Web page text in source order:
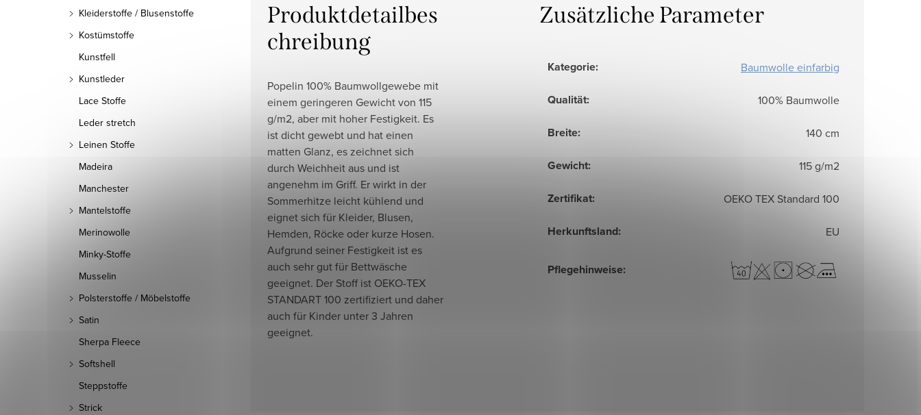
Kleiderstoffe / Blusenstoffe
Kostümstoffe
Kunstfell
Kunstleder
Lace Stoffe
Leder stretch
Leinen Stoffe
Madeira
Manchester
Mantelstoffe
Merinowolle
Minky-Stoffe
Musselin
Polsterstoffe / Möbelstoffe
Satin
Sherpa Fleece
Softshell
Steppstoffe
Strick
Produktdetailbes
chreibung
Popelin 100% Baumwollgewebe mit
einem geringeren Gewicht von 115
g/m2, aber mit hoher Festigkeit. Es
ist dicht gewebt und hat einen
matten Glanz, es zeichnet sich
durch Weichheit aus und ist
angenehm im Griff. Er wirkt in der
Sommerhitze leicht kühlend und
eignet sich für Kleider, Blusen,
Hemden, Röcke oder kurze Hosen.
Aufgrund seiner Festigkeit ist es
auch sehr gut für Bettwäsche
geeignet. Der Stoff ist OEKO-TEX
STANDART 100 zertifiziert und daher
auch für Kinder unter 3 Jahren
geeignet.
Zusätzliche Parameter
Kategorie: Baumwolle einfarbig
Qualität: 100% Baumwolle
Breite: 140 cm
Gewicht: 115 g/m2
Zertifikat: OEKO TEX Standard 100
Herkunftsland: EU
Pflegehinweise: